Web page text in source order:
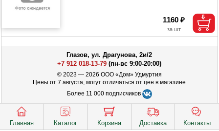
Главная Каталог Корзина Доставка Контакты
1160 ₽
Глазов, ул. Драгунова, 2и/2
+7 912 018-13-79 (пн-вс 9:00-20:00)
© 2023 — 2026 ООО «Дом» Удмуртия
Цены от 7 августа, могут отличаться от цен в магазине
Более 11 000 подписчиков